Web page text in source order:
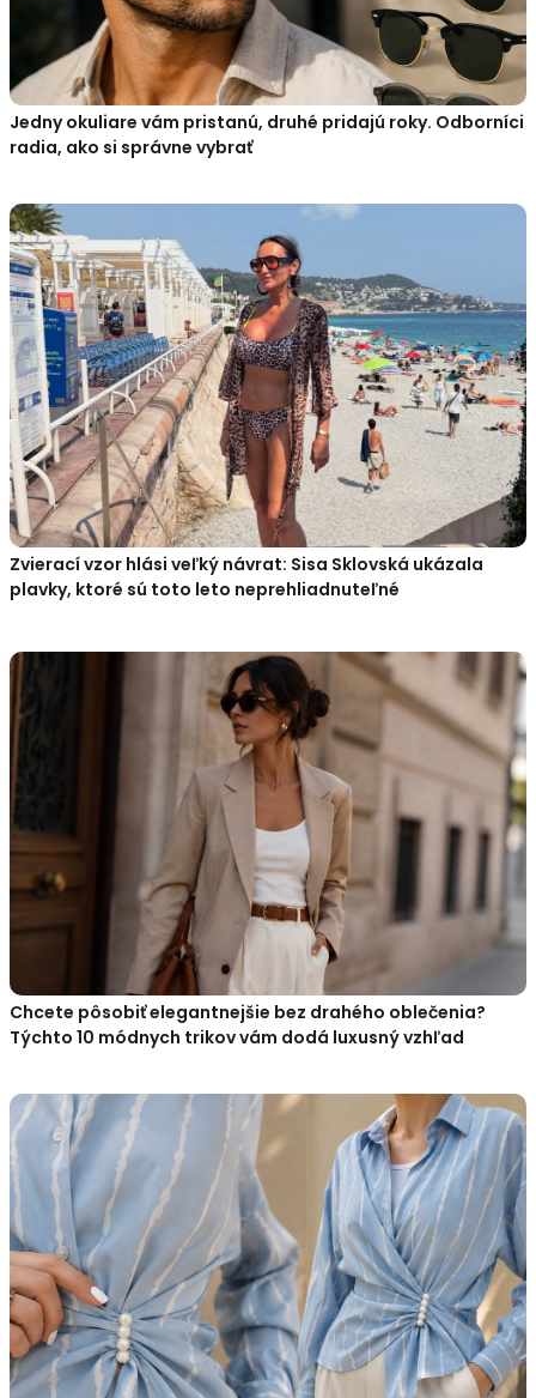
Jedny okuliare vám pristanú, druhé pridajú roky. Odborníci
radia, ako si správne vybrať
Zvierací vzor hlási veľký návrat: Sisa Sklovská ukázala
plavky, ktoré sú toto leto neprehliadnuteľné
Chcete pôsobiť elegantnejšie bez drahého oblečenia?
Týchto 10 módnych trikov vám dodá luxusný vzhľad